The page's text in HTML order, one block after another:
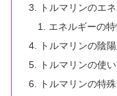
トルマリンのエ
エネルギーの特
トルマリンの陰
トルマリンの使
トルマリンの特